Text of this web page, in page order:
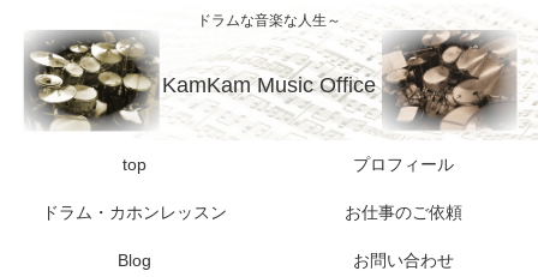
ドラムな音楽な人生～
KamKam Music Office
top プロフィール
ドラム・カホンレッスン お仕事のご依頼
Blog お問い合わせ